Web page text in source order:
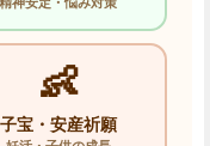
👶
子宝・安産祈願